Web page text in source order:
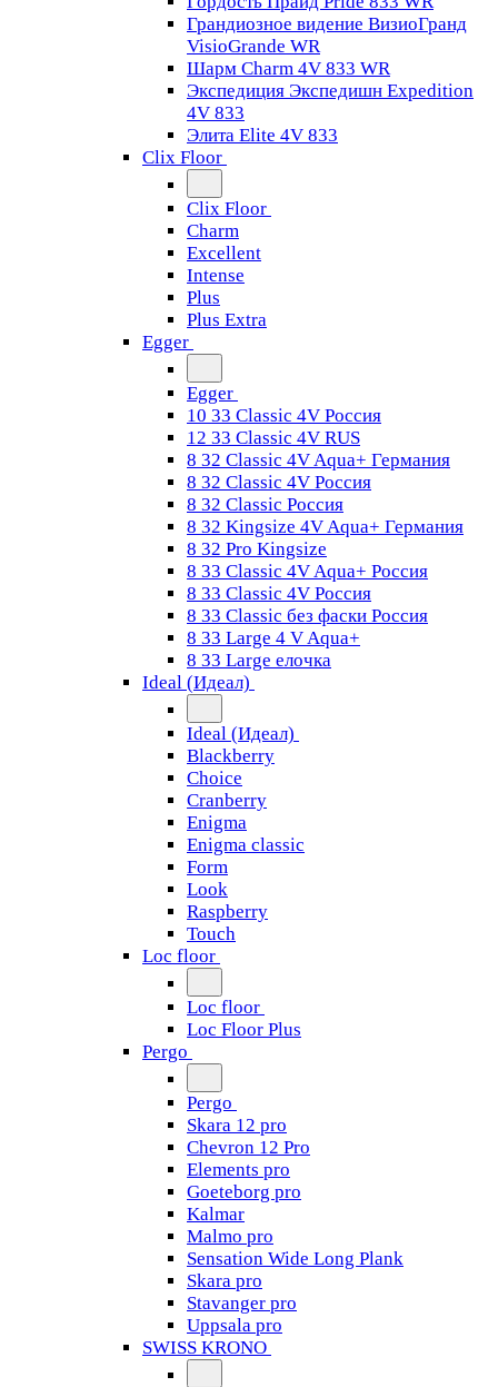
Грандиозное видение ВизиоГранд
VisioGrande WR
Шарм Charm 4V 833 WR
Экспедиция Экспедишн Expedition
4V 833
Элита Elite 4V 833
Clix Floor
Clix Floor
Charm
Excellent
Intense
Plus
Plus Extra
Egger
Egger
10 33 Classic 4V Россия
12 33 Classic 4V RUS
8 32 Classic 4V Aqua+ Германия
8 32 Classic 4V Россия
8 32 Classic Россия
8 32 Kingsize 4V Aqua+ Германия
8 32 Pro Kingsize
8 33 Classic 4V Aqua+ Россия
8 33 Classic 4V Россия
8 33 Classic без фаски Россия
8 33 Large 4 V Aqua+
8 33 Large елочка
Ideal (Идеал)
Ideal (Идеал)
Blackberry
Choice
Cranberry
Enigma
Enigma classic
Form
Look
Raspberry
Touch
Loc floor
Loc floor
Loc Floor Plus
Pergo
Pergo
Skara 12 pro
Chevron 12 Pro
Elements pro
Goeteborg pro
Kalmar
Malmo pro
Sensation Wide Long Plank
Skara pro
Stavanger pro
Uppsala pro
SWISS KRONO